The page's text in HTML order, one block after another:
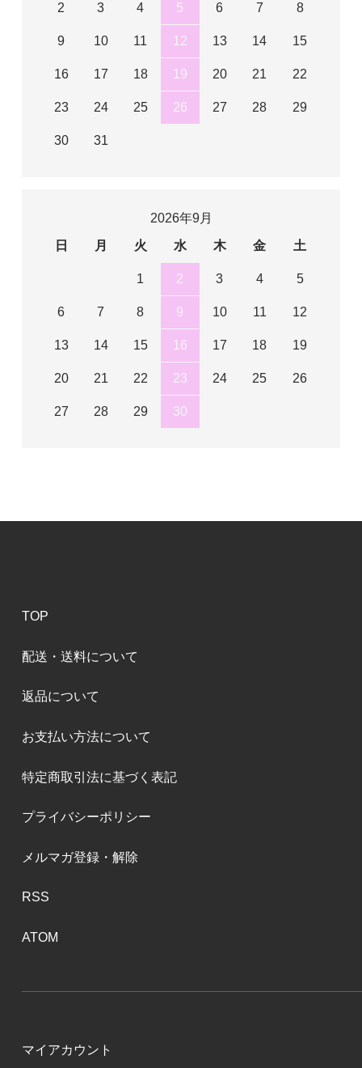
2 3 4 5 6 7 8
9 10 11 12 13 14 15
16 17 18 19 20 21 22
23 24 25 26 27 28 29
30 31
2026年9月
日
月 火 水 木 金 土
1 2 3 4 5
6 7 8 9 10 11 12
13 14 15 16 17 18 19
20 21 22 23 24 25 26
27 28 29 30
TOP
配送・送料について
返品について
お支払い方法について
特定商取引法に基づく表記
プライバシーポリシー
メルマガ登録・解除
RSS
ATOM
マイアカウント